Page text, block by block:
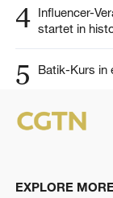
4 Influencer-
startet in
5 Batik-Kurs in
EXPLORE